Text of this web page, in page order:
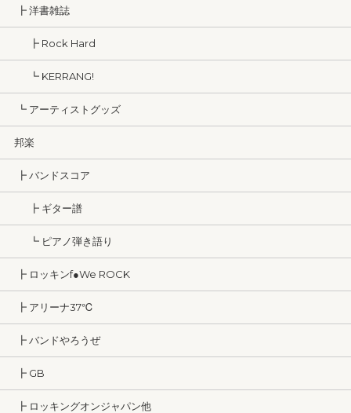
┣ 洋書雑誌
┣ Rock Hard
┗ KERRANG!
┗ アーティストグッズ
邦楽
┣ バンドスコア
┣ ギター譜
┗ ピアノ弾き語り
┣ ロッキンf●We ROCK
┣ アリーナ37℃
┣ バンドやろうぜ
┣ GB
┣ ロッキングオンジャパン他